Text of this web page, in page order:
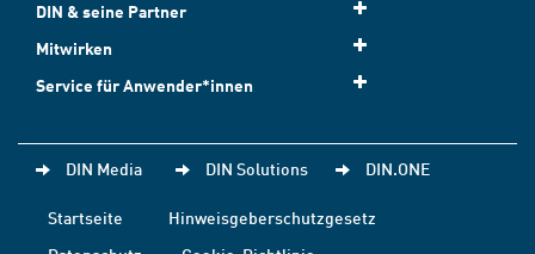
DIN & seine Partner
Mitwirken
Service für Anwender*innen
DIN Media DIN Solutions DIN.ONE
Startseite
Hinweisgeberschutzgesetz